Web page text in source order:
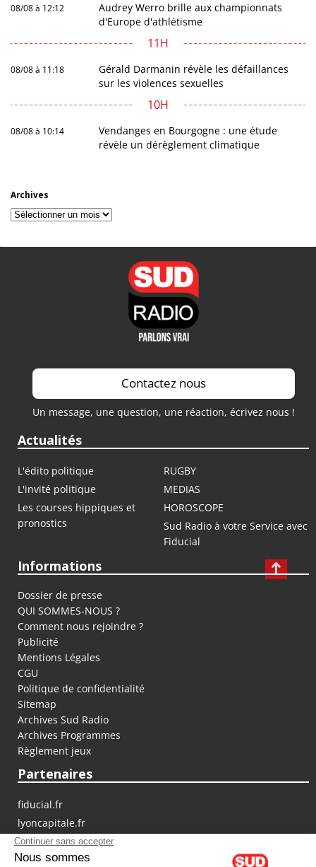
08/08 à 12:12
Audrey Werro brille aux championnats
d'Europe d'athlétisme
11H
08/08 à 11:18
Gérald Darmanin révèle les défaillances
sur les violences sexuelles
10H
08/08 à 10:14
Vendanges en Bourgogne : une étude
révèle un dérèglement climatique
Archives
Archives
Contactez nous
Un message, une question, une réaction, écrivez nous !
Actualités
L'édito politique
RUGBY
L'invité politique
MEDIAS
Les courses hippiques et
pronostics
HOROSCOPE
Sud Radio à votre Service avec
Fiducial
Informations
Dossier de presse
QUI SOMMES-NOUS ?
Comment nous rejoindre ?
Publicité
Mentions Légales
CGU
Politique de confidentialité
Sitemap
Archives Sud Radio
Archives Programmes
Règlement jeux
Partenaires
fiducial.fr
lyoncapitale.fr
olympique-et-lyonnais.com